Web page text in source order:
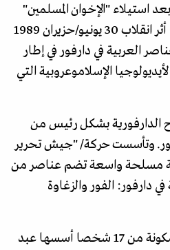
استيلاء "الإخوان المسلمين"
على الحكم في السودان على أثر انقلاب 30 يونيو/حزيران 1989
العربية في دارفور في إطار
الإسلاموعروبية التي
الدارفورية بشكل رئيس من
وتأسست حركة/ "جيش تحرير
عام 2002 كحركة مسلحة واسعة تضم عناصر من
دارفور: الفور والزغاوة
وقد تأسست الحركة بنواة مكونة من 17 شخصا أسسها عبد